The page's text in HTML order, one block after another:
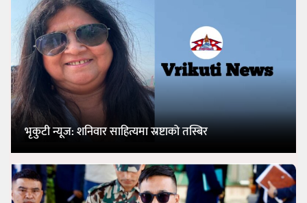
भृकुटी न्यूज: शनिवार साहित्यमा स्रष्टाको तस्बिर